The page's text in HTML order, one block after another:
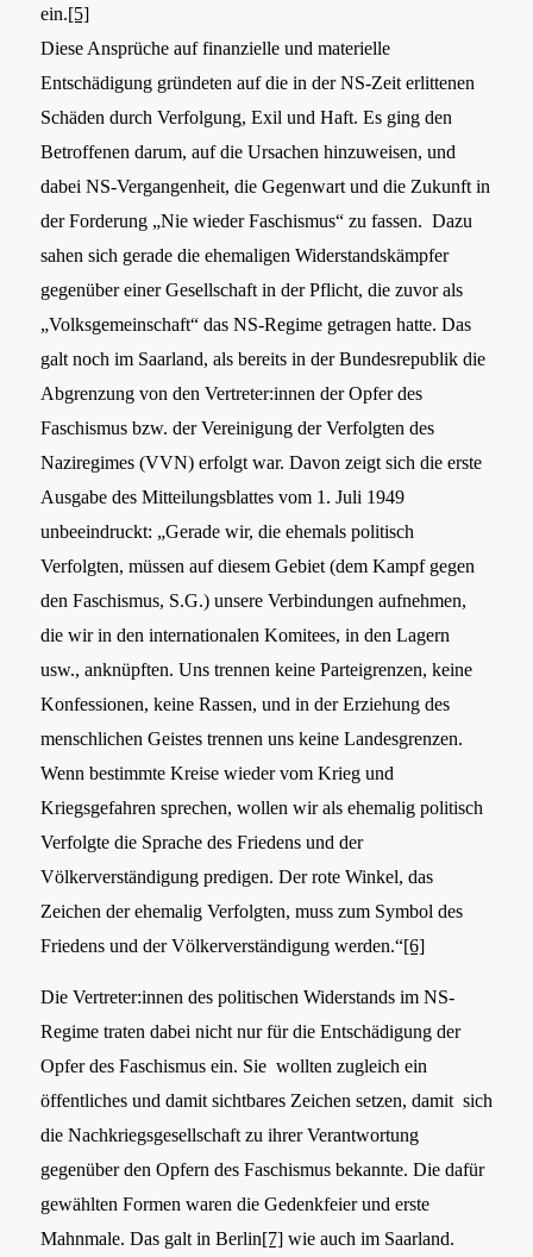
ein.[5]
Diese Ansprüche auf finanzielle und materielle
Entschädigung gründeten auf die in der NS-Zeit erlittenen
Schäden durch Verfolgung, Exil und Haft. Es ging den
Betroffenen darum, auf die Ursachen hinzuweisen, und
dabei NS-Vergangenheit, die Gegenwart und die Zukunft in
der Forderung „Nie wieder Faschismus“ zu fassen. Dazu
sahen sich gerade die ehemaligen Widerstandskämpfer
gegenüber einer Gesellschaft in der Pflicht, die zuvor als
„Volksgemeinschaft“ das NS-Regime getragen hatte. Das
galt noch im Saarland, als bereits in der Bundesrepublik die
Abgrenzung von den Vertreter:innen der Opfer des
Faschismus bzw. der Vereinigung der Verfolgten des
Naziregimes (VVN) erfolgt war. Davon zeigt sich die erste
Ausgabe des Mitteilungsblattes vom 1. Juli 1949
unbeeindruckt: „Gerade wir, die ehemals politisch
Verfolgten, müssen auf diesem Gebiet (dem Kampf gegen
den Faschismus, S.G.) unsere Verbindungen aufnehmen,
die wir in den internationalen Komitees, in den Lagern
usw., anknüpften. Uns trennen keine Parteigrenzen, keine
Konfessionen, keine Rassen, und in der Erziehung des
menschlichen Geistes trennen uns keine Landesgrenzen.
Wenn bestimmte Kreise wieder vom Krieg und
Kriegsgefahren sprechen, wollen wir als ehemalig politisch
Verfolgte die Sprache des Friedens und der
Völkerverständigung predigen. Der rote Winkel, das
Zeichen der ehemalig Verfolgten, muss zum Symbol des
Friedens und der Völkerverständigung werden.“[6]
Die Vertreter:innen des politischen Widerstands im NS-
Regime traten dabei nicht nur für die Entschädigung der
Opfer des Faschismus ein. Sie wollten zugleich ein
öffentliches und damit sichtbares Zeichen setzen, damit sich
die Nachkriegsgesellschaft zu ihrer Verantwortung
gegenüber den Opfern des Faschismus bekannte. Die dafür
gewählten Formen waren die Gedenkfeier und erste
Mahnmale. Das galt in Berlin[7]wie auch im Saarland.